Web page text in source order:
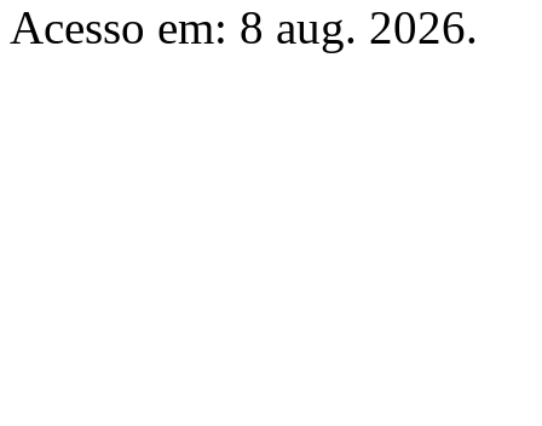
Acesso em: 8 aug. 2026.